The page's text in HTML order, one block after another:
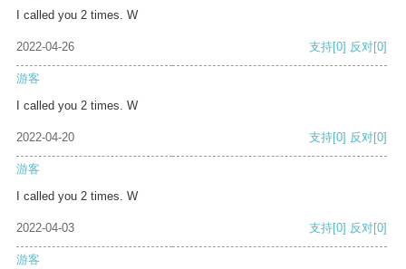
I called you 2 times. W
2022-04-26 支持[0] 反对[0]
游客
I called you 2 times. W
2022-04-20 支持[0] 反对[0]
游客
I called you 2 times. W
2022-04-03 支持[0] 反对[0]
游客